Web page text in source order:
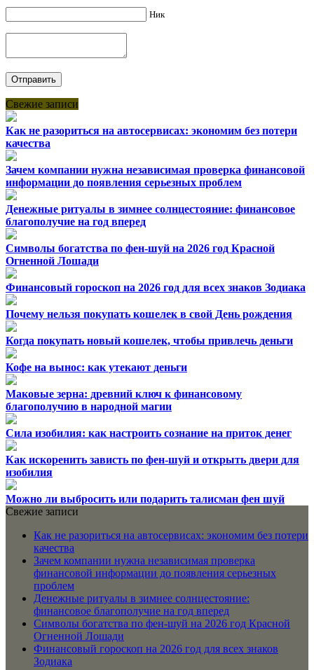
Ник
Свежие записи
Как не разориться на автосервисах: экономим без потери
качества
Зачем компании нужна независимая проверка финансовой
информации до появления серьезных проблем
Денежные ритуалы в зимнее солнцестояние: финансовое
благополучие на год вперед
Символы богатства по фен-шуй на 2026 год Красной
Огненной Лошади
Финансовый гороскоп на 2026 год для всех знаков Зодиака
Почему нельзя покупать кошелек в свой День рождения
Когда покупать новый кошелек, чтобы привлечь деньги
Кофе на вынос: как утекают деньги
Маковые зерна: древний ключ к финансовому
благополучию в народной магии
Сила изобилия: как настроить сознание на приток денег
Как искоренить зависть по фен-шуй и открыть двери для
изобилия
Можно ли выбросить или подарить талисман фен шуй
Свежие записи
Как не разориться на автосервисах: экономим без потери
качества
Зачем компании нужна независимая проверка
финансовой информации до появления серьезных
проблем
Денежные ритуалы в зимнее солнцестояние:
финансовое благополучие на год вперед
Символы богатства по фен-шуй на 2026 год Красной
Огненной Лошади
Финансовый гороскоп на 2026 год для всех знаков
Зодиака